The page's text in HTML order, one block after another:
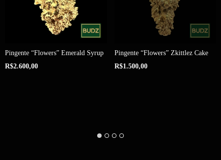
Pingente “Flowers” Emerald Syrup
R$2.600,00
Pingente “Flowers” Zkittlez Cake
R$1.500,00